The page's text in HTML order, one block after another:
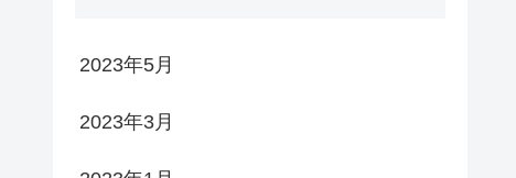
2023年5月
2023年3月